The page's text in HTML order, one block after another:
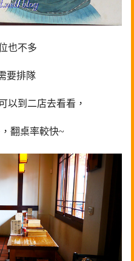
也不多
要排隊
以到二店去看看，
翻桌率較快~